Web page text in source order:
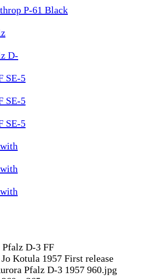
Pfalz D-3 FF
Jo Kotula 1957 First release
Pfalz D-3 1957 960.jpg